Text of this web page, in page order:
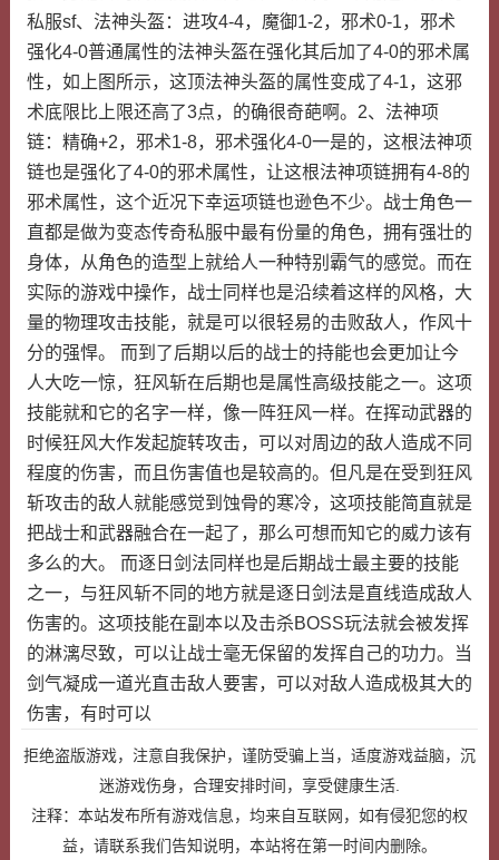
私服sf、法神头盔：进攻4-4，魔御1-2，邪术0-1，邪术
强化4-0普通属性的法神头盔在强化其后加了4-0的邪术属
性，如上图所示，这顶法神头盔的属性变成了4-1，这邪
术底限比上限还高了3点，的确很奇葩啊。2、法神项
链：精确+2，邪术1-8，邪术强化4-0一是的，这根法神项
链也是强化了4-0的邪术属性，让这根法神项链拥有4-8的
邪术属性，这个近况下幸运项链也逊色不少。战士角色一
直都是做为变态传奇私服中最有份量的角色，拥有强壮的
身体，从角色的造型上就给人一种特别霸气的感觉。而在
实际的游戏中操作，战士同样也是沿续着这样的风格，大
量的物理攻击技能，就是可以很轻易的击败敌人，作风十
分的强悍。 而到了后期以后的战士的持能也会更加让今
人大吃一惊，狂风斩在后期也是属性高级技能之一。这项
技能就和它的名字一样，像一阵狂风一样。在挥动武器的
时候狂风大作发起旋转攻击，可以对周边的敌人造成不同
程度的伤害，而且伤害值也是较高的。但凡是在受到狂风
斩攻击的敌人就能感觉到蚀骨的寒冷，这项技能简直就是
把战士和武器融合在一起了，那么可想而知它的威力该有
多么的大。 而逐日剑法同样也是后期战士最主要的技能
之一，与狂风斩不同的地方就是逐日剑法是直线造成敌人
伤害的。这项技能在副本以及击杀BOSS玩法就会被发挥
的淋漓尽致，可以让战士毫无保留的发挥自己的功力。当
剑气凝成一道光直击敌人要害，可以对敌人造成极其大的
伤害，有时可以
拒绝盗版游戏，注意自我保护，谨防受骗上当，适度游戏益脑，沉
迷游戏伤身，合理安排时间，享受健康生活.
注释：本站发布所有游戏信息，均来自互联网，如有侵犯您的权
益，请联系我们告知说明，本站将在第一时间内删除。